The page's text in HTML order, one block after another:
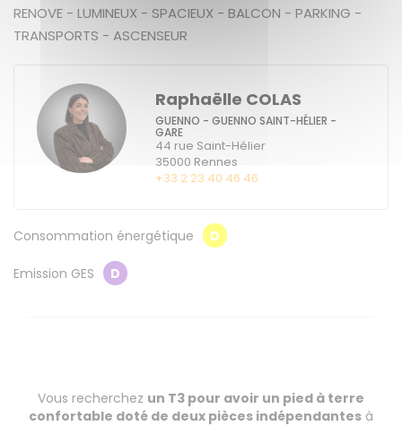
RENOVE - LUMINEUX - SPACIEUX - BALCON - PARKING -
TRANSPORTS - ASCENSEUR
Raphaëlle COLAS
GUENNO - GUENNO SAINT-HÉLIER -
GARE
44 rue Saint-Hélier
35000 Rennes
+33 2 23 40 46 46
Consommation énergétique D
Emission GES D
Vous recherchez un T3 pour avoir un pied à terre
confortable doté de deux pièces indépendantes à